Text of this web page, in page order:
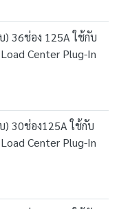
) 36ช่อง 125A ใช้กับ
Center Plug-In
) 30ช่อง125A ใช้กับ
Center Plug-In